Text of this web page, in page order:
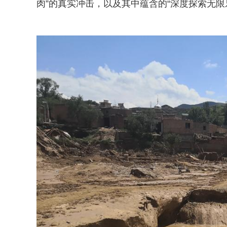
肉”的真实冲击，以及其中蕴含的“深度探索无限